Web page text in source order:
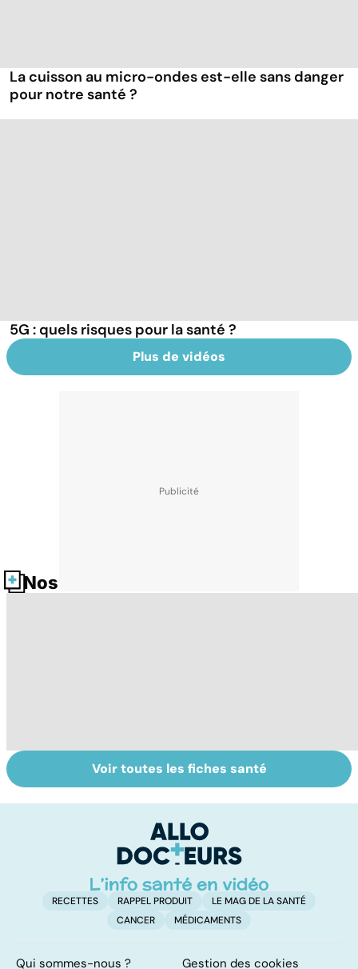
La cuisson au micro-ondes est-elle sans danger
pour notre santé ?
5G : quels risques pour la santé ?
Plus de vidéos
Nos fiches santé
Tout savoir sur
les infections
Inflammation des
amygdales : que
d'angine ?
Voir toutes les fiches santé
RECETTES RAPPEL PRODUIT
LE MAG DE LA SANTÉ
CANCER
MÉDICAMENTS
Qui sommes-nous ? Gestion des cookies